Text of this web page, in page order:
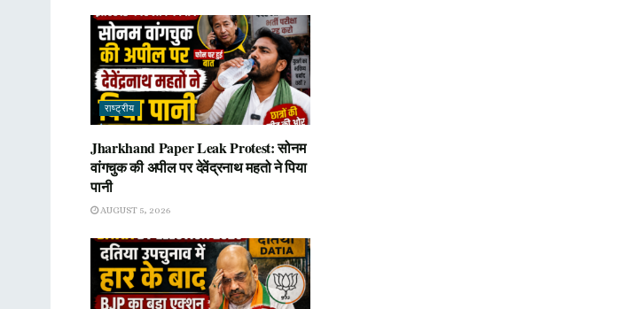
राष्ट्रीय
Jharkhand Paper Leak Protest: सोनम
वांगचुक की अपील पर देवेंद्रनाथ महतो ने पिया
पानी
AUGUST 5, 2026